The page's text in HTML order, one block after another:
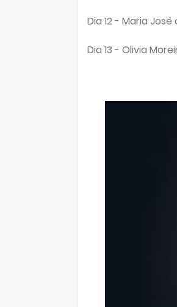
Dia 12 - Maria
Dia 13 - Olivia